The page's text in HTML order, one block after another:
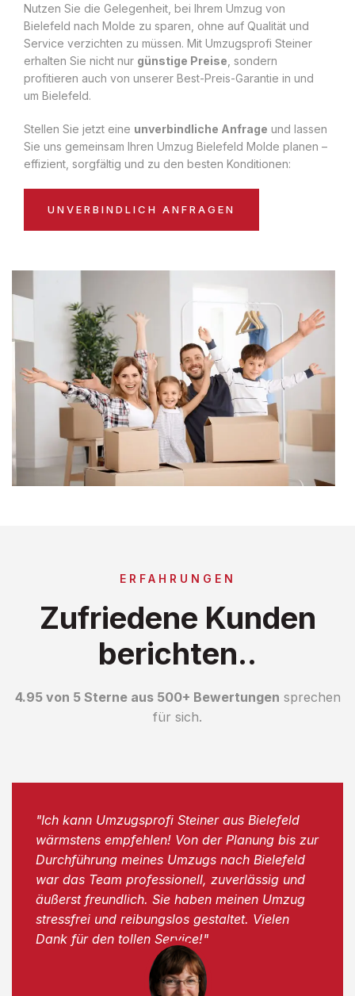
Nutzen Sie die Gelegenheit, bei Ihrem Umzug von
Bielefeld nach Molde zu sparen, ohne auf Qualität und
Service verzichten zu müssen. Mit Umzugsprofi Steiner
erhalten Sie nicht nur günstige Preise , sondern
profitieren auch von unserer Best-Preis-Garantie in und
um Bielefeld.
Stellen Sie jetzt eine unverbindliche Anfrage und lassen
Sie uns gemeinsam Ihren Umzug Bielefeld Molde planen –
effizient, sorgfältig und zu den besten Konditionen:
UNVERBINDLICH ANFRAGEN
ERFAHRUNGEN
Zufriedene Kunden
berichten..
4.95 von 5 Sterne aus 500+ Bewertungen sprechen
für sich.
"Ich kann Umzugsprofi Steiner aus Bielefeld
wärmstens empfehlen! Von der Planung bis zur
Durchführung meines Umzugs nach Bielefeld
war das Team professionell, zuverlässig und
äußerst freundlich. Sie haben meinen Umzug
stressfrei und reibungslos gestaltet. Vielen
Dank für den tollen Service!"